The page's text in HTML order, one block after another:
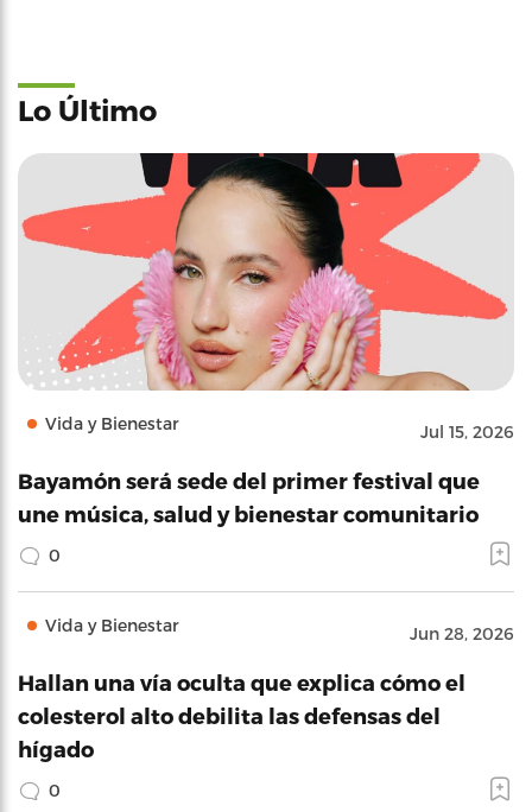
Lo Último
Vida y Bienestar Jul 15, 2026
Bayamón será sede del primer festival que
une música, salud y bienestar comunitario
0
Vida y Bienestar Jun 28, 2026
Hallan una vía oculta que explica cómo el
colesterol alto debilita las defensas del
hígado
0